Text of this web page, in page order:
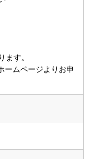
ます。
ームページよりお申